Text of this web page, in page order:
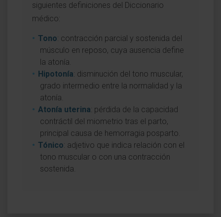
siguientes definiciones del Diccionario
médico:
Tono: contracción parcial y sostenida del
músculo en reposo, cuya ausencia define
la atonía.
Hipotonía: disminución del tono muscular,
grado intermedio entre la normalidad y la
atonía.
Atonía uterina: pérdida de la capacidad
contráctil del miometrio tras el parto,
principal causa de hemorragia posparto.
Tónico: adjetivo que indica relación con el
tono muscular o con una contracción
sostenida.